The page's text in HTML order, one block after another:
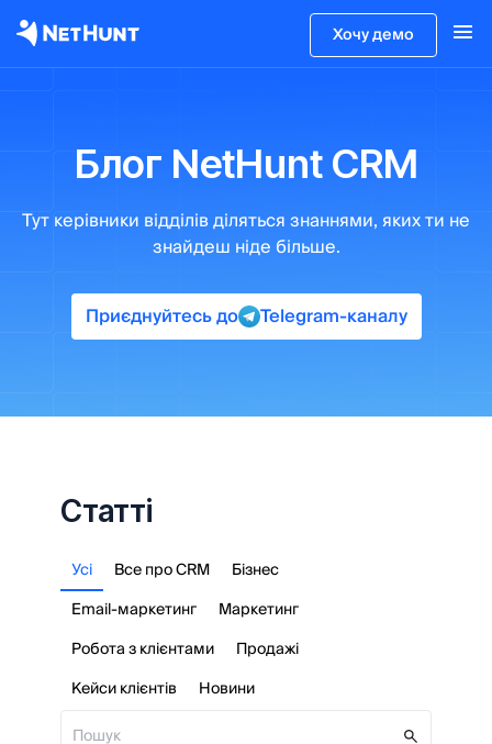
Хочу демо
Блог NetHunt CRM
Тут керівники відділівділяться знаннями, яких ти не
знайдеш ніде більше.
Приєднуйтесь до Telegram-каналу
Статті
Усі Все про CRM
Бізнес
Email-маркетинг
Маркетинг
Робота з клієнтами
Продажі
Кейси клієнтів
Новини